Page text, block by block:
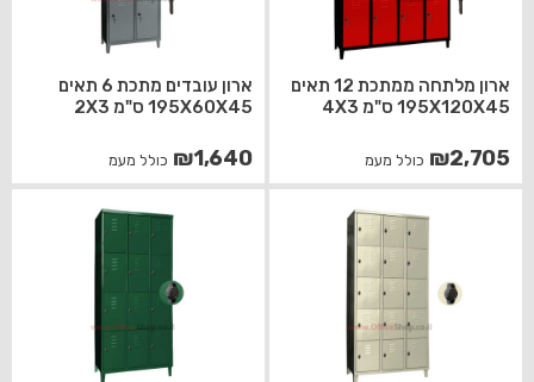
ארון מלתחה ממתכת 12 תאים
195X120X45 ס"מ 4X3
₪2,705 כולל מעמ
ארון עובדים מתכת 6 תאים
195X60X45 ס"מ 2X3
₪1,640 כולל מעמ